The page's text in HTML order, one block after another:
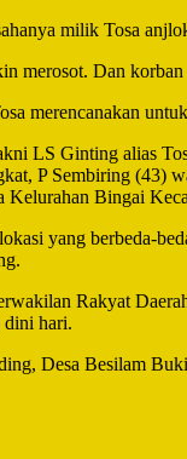
milik Tosa
merosot. Dan
merencanakan
LS Ginting alias
P Sembiring (43)
Kelurahan Bingai
yang berbeda-
Rakyat
dini hari.
Desa Besilam